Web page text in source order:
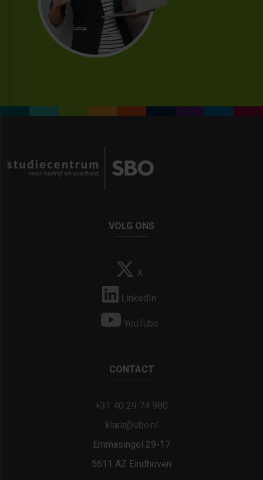
VOLG ONS
X
LinkedIn
YouTube
CONTACT
+31 40 29 74 980
klant@sbo.nl
Emmasingel 29-17
5611 AZ Eindhoven